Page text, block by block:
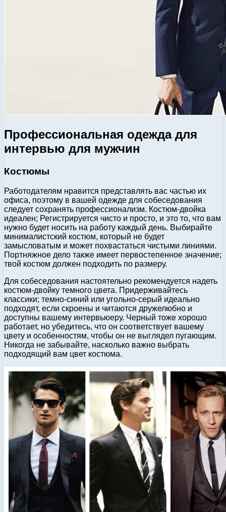
Профессиональная одежда для
интервью для мужчин
Костюмы
Работодателям нравится представлять вас частью их
офиса, поэтому в вашей одежде для собеседования
следует сохранять профессионализм. Костюм-двойка
идеален; Регистрируется чисто и просто, и это то, что вам
нужно будет носить на работу каждый день. Выбирайте
минималистский костюм, который не будет
замысловатым и может похвастаться чистыми линиями.
Портняжное дело также имеет первостепенное значение;
твой костюм должен подходить по размеру.
Для собеседования настоятельно рекомендуется надеть
костюм-двойку темного цвета. Придерживайтесь
классики; темно-синий или угольно-серый идеально
подходят, если скроены и читаются дружелюбно и
доступны вашему интервьюеру. Черный тоже хорошо
работает, но убедитесь, что он соответствует вашему
цвету и особенностям, чтобы он не выглядел пугающим.
Никогда не забывайте, насколько важно выбрать
подходящий вам цвет костюма.